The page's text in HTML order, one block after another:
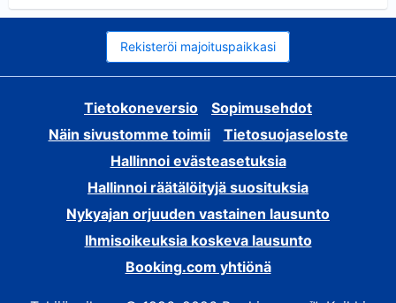
Rekisteröi majoituspaikkasi
Tietokoneversio
Sopimusehdot
Näin sivustomme toimii
Tietosuojaseloste
Hallinnoi evästeasetuksia
Hallinnoi räätälöityjä suosituksia
Nykyajan orjuuden vastainen lausunto
Ihmisoikeuksia koskeva lausunto
Booking.com yhtiönä